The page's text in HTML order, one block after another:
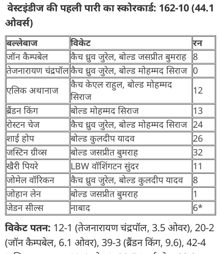
वेस्टइंडीज की पहली पारी का स्कोरकार्ड: 162-10 (44.1
ओवर्स)
बल्लेबाज विकेट
रन
जॉन कैम्पबेल
कैच ध्रुव जुरेल, बोल्ड जसप्रीत बुमराह 8
तेजनारायण चंद्रपॉलकैच ध्रुव जुरेल, बोल्ड मोहम्मद सिराज 0
एलिक अथानाज
कैच केएल राहुल, बोल्ड मोहम्मद
सिराज
12
ब्रैंडन किंग
बोल्ड मोहम्मद सिराज
13
रोस्टन चेज
कैच ध्रुव जुरेल, बोल्ड मोहम्मद सिराज 24
शाई होप
बोल्ड कुलदीप यादव
26
जस्टिन ग्रीव्स
बोल्ड जसप्रीत बुमराह
32
खैरी पियरे
LBW वॉशिंगटन सुंदर
11
जोमेल वॉरिकन
कैच ध्रुव जुरेल, बोल्ड कुलदीप यादव
8
जोहान लेन
बोल्ड जसप्रीत बुमराह
1
जेडन सील्स
नाबाद 6*
विकेट पतन: 12-1 (तेजनारायण चंद्रपॉल, 3.5 ओवर), 20-2
(जॉन कैम्पबेल, 6.1 ओवर), 39-3 (ब्रैंडन किंग, 9.6), 42-4